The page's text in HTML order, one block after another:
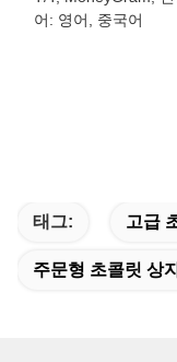
어: 영어, 중국어
태그: 고급
주문형 초콜릿 상